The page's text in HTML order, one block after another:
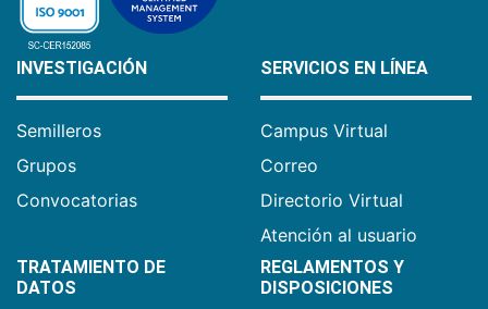
INVESTIGACIÓN
Semilleros
Grupos
Convocatorias
SERVICIOS EN LÍNEA
Campus Virtual
Correo
Directorio Virtual
Atención al usuario
TRATAMIENTO DE
DATOS
REGLAMENTOS Y
DISPOSICIONES